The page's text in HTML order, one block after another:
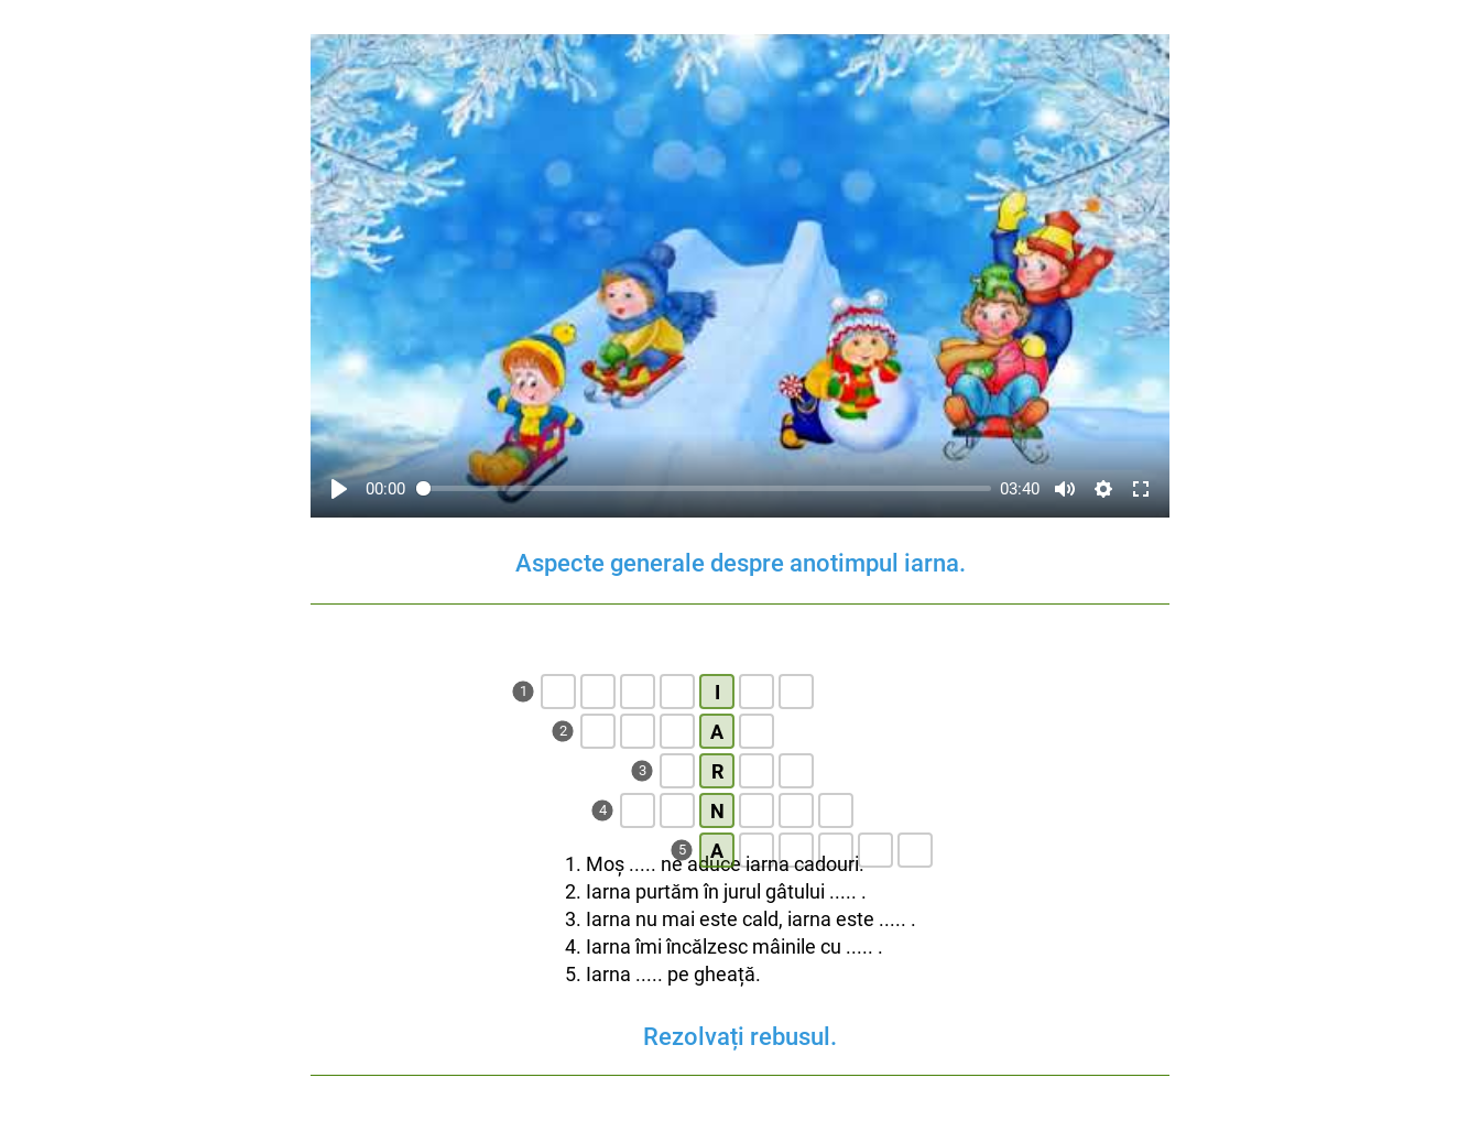
00:00 03:40
Aspecte generale despre anotimpul iarna.
1 I
2 A
3 R
4 N
5 A
1. Moș ..... ne aduce iarna cadouri.
2. Iarna purtăm în jurul gâtului ..... .
3. Iarna nu mai este cald, iarna este ..... .
4. Iarna îmi încălzesc mâinile cu ..... .
5. Iarna ..... pe gheață.
Rezolvați rebusul.